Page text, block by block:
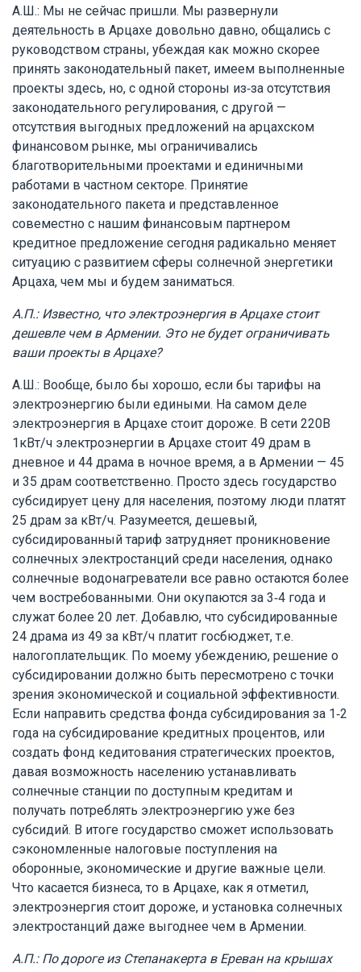
А.Ш.: Мы не сейчас пришли. Мы развернули
деятельность в Арцахе довольно давно, общались с
руководством страны, убеждая как можно скорее
принять законодательный пакет, имеем выполненные
проекты здесь, но, с одной стороны из-за отсутствия
законодательного регулирования, с другой —
отсутствия выгодных предложений на арцахском
финансовом рынке, мы ограничивались
благотворительными проектами и единичными
работами в частном секторе. Принятие
законодательного пакета и представленное
совеместно с нашим финансовым партнером
кредитное предложение сегодня радикально меняет
ситуацию с развитием сферы солнечной энергетики
Арцаха, чем мы и будем заниматься.
А.П.: Известно, что электроэнергия в Арцахе стоит
дешевле чем в Армении. Это не будет ограничивать
ваши проекты в Арцахе?
А.Ш.: Вообще, было бы хорошо, если бы тарифы на
электроэнергию были едиными. На самом деле
электроэнергия в Арцахе стоит дороже. В сети 220В
1кВт/ч электроэнергии в Арцахе стоит 49 драм в
дневное и 44 драма в ночное время, а в Армении — 45
и 35 драм соответственно. Просто здесь государство
субсидирует цену для населения, поэтому люди платят
25 драм за кВт/ч. Разумеется, дешевый,
субсидированный тариф затрудняет проникновение
солнечных электростанций среди населения, однако
солнечные водонагреватели все равно остаются более
чем востребованными. Они окупаются за 3-4 года и
служат более 20 лет. Добавлю, что субсидированные
24 драма из 49 за кВт/ч платит госбюджет, т.е.
налогоплательщик. По моему убеждению, решение о
субсидировании должно быть пересмотрено с точки
зрения экономической и социальной эффективности.
Если направить средства фонда субсидирования за 1-2
года на субсидирование кредитных процентов, или
создать фонд кедитования стратегических проектов,
давая возможность населению устанавливать
солнечные станции по доступным кредитам и
получать потреблять электроэнергию уже без
субсидий. В итоге государство сможет использовать
сэкономленные налоговые поступления на
оборонные, экономические и другие важные цели.
Что касается бизнеса, то в Арцахе, как я отметил,
электроэнергия стоит дороже, и установка солнечных
электростанций даже выгоднее чем в Армении.
А.П.: По дороге из Степанакерта в Ереван на крышах